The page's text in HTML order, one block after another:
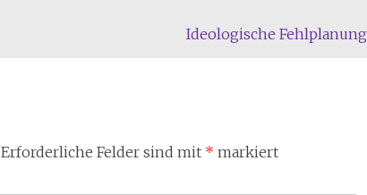
Ideologische Fehlplanung
Erforderliche Felder sind mit * markiert